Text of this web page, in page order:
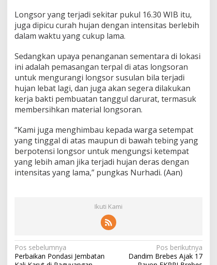
Longsor yang terjadi sekitar pukul 16.30 WIB itu,
juga dipicu curah hujan dengan intensitas berlebih
dalam waktu yang cukup lama.
Sedangkan upaya penanganan sementara di lokasi
ini adalah pemasangan terpal di atas longsoran
untuk mengurangi longsor susulan bila terjadi
hujan lebat lagi, dan juga akan segera dilakukan
kerja bakti pembuatan tanggul darurat, termasuk
membersihkan material longsoran.
“Kami juga menghimbau kepada warga setempat
yang tinggal di atas maupun di bawah tebing yang
berpotensi longsor untuk mengungsi ketempat
yang lebih aman jika terjadi hujan deras dengan
intensitas yang lama,” pungkas Nurhadi. (Aan)
Ikuti Kami
N
Pos sebelumnya
Perbaikan Pondasi Jembatan
Pos berikutnya
Dandim Brebes Ajak 17